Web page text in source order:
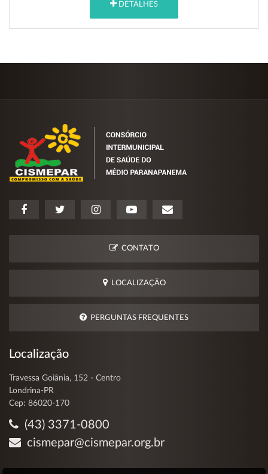
DETALHES
CONTATO
LOCALIZAÇÃO
PERGUNTAS FREQUENTES
Localização
Travessa Goiânia, 152 - Centro
Londrina-PR
Cep: 86020-170
(43) 3371-0800
cismepar@cismepar.org.br